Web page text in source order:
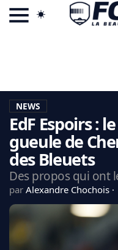
LA CHARTE
VIE PRIVÉE
CGU
CONTACTEZ-NOUS
PSG
NEWS
EdF Espoirs :
gueule de
des Bleuets
Des propos qui ont
par Alexandre Chochois